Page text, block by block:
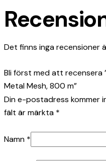
Det finns inga recensioner
Bli först med att recensera
Metal Mesh, 800 m”
Din e-postadress kommer
fält är märkta *
Namn *